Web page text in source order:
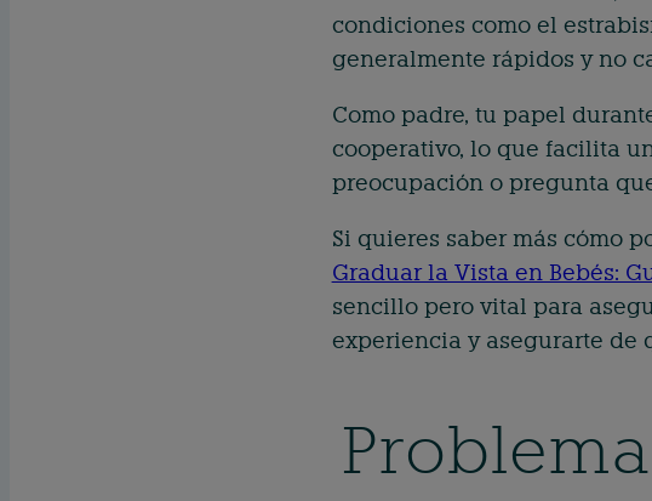
condiciones como el
generalmente rápidos y no
Como padre, tu papel
cooperativo, lo que facilita
preocupación o pregunta
Si quieres saber más cómo
Graduar la Vista en Bebés:
sencillo pero vital para
experiencia y asegurarte